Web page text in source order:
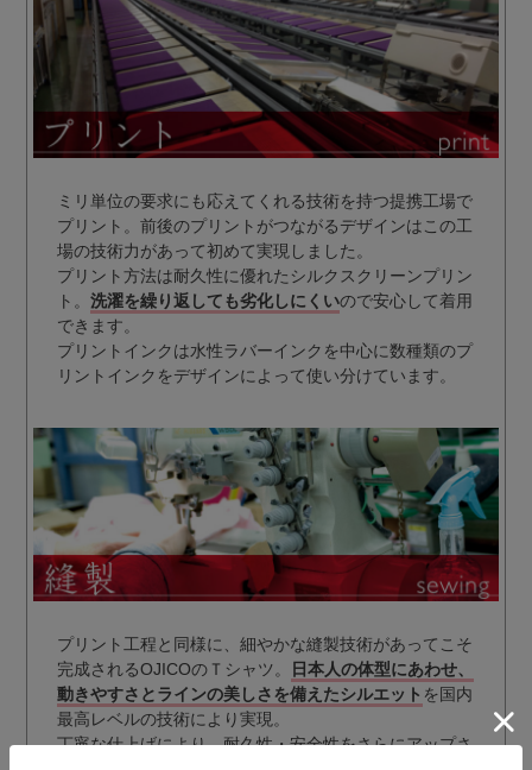
ミリ単位の要求にも応えてくれる技術を持つ提携工場で
プリント。前後のプリントがつながるデザインはこの工
場の技術力があって初めて実現しました。
プリント方法は耐久性に優れたシルクスクリーンプリン
ト。 洗濯を繰り返しても劣化しにくいので安心して着用
できます。
プリントインクは水性ラバーインクを中心に数種類のプ
リントインクをデザインによって使い分けています。
プリント工程と同様に、細やかな縫製技術があってこそ
完成されるOJICOのＴシャツ。
日本人の体型にあわせ、
動きやすさとラインの美しさを備えたシルエット を国内
最高レベルの技術により実現。
丁寧な仕上げにより、耐久性・安全性をさらにアップさ